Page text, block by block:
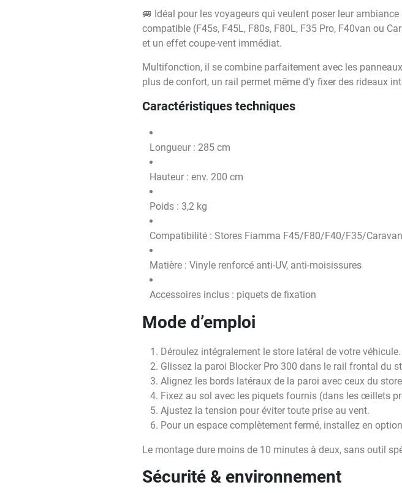
🚐 Idéal pour les voyageurs qui veulent poser leur
compatible (F45s, F45L, F80s, F80L, F35 Pro, F40van ou
et un effet coupe-vent immédiat.
Multifonction, il se combine parfaitement avec les
plus de confort, un rail permet même d’y fixer des rideaux
Caractéristiques techniques
Longueur : 285 cm
Hauteur : env. 200 cm
Poids : 3,2 kg
Compatibilité : Stores Fiamma F45/F80/F40/F35/
Matière : Vinyle renforcé anti-UV, anti-moisissures
Accessoires inclus : piquets de fixation
Mode d’emploi
Déroulez intégralement le store latéral de votre véhicule.
Glissez la paroi Blocker Pro 300 dans le rail frontal du
Alignez les bords latéraux de la paroi avec ceux du
Fixez au sol avec les piquets fournis (dans les œillets
Ajustez la tension pour éviter toute prise au vent.
Pour un espace complètement fermé, installez en
Le montage dure moins de 10 minutes à deux, sans outil
Sécurité & environnement